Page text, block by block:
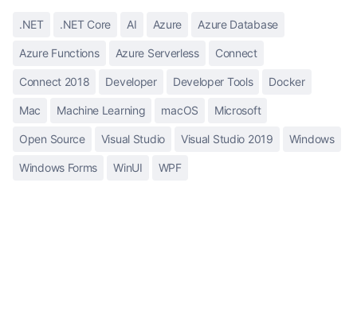
.NET .NET Core AI Azure Azure Database
Azure Functions Azure Serverless Connect
Connect 2018 Developer Developer Tools Docker
Mac Machine Learning macOS Microsoft
Open Source Visual Studio Visual Studio 2019 Windows
Windows Forms WinUI WPF